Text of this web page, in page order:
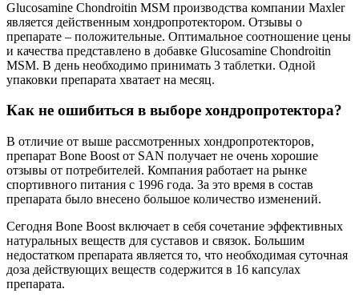
Glucosamine Chondroitin MSM производства компании Maxler
является действенным хондропротектором. Отзывы о
препарате – положительные. Оптимальное соотношение цены
и качества представлено в добавке Glucosamine Chondroitin
MSM. В день необходимо принимать 3 таблетки. Одной
упаковки препарата хватает на месяц.
Как не ошибиться в выборе хондропротектора?
В отличие от выше рассмотренных хондропротекторов,
препарат Bone Boost от SAN получает не очень хорошие
отзывы от потребителей. Компания работает на рынке
спортивного питания с 1996 года. За это время в состав
препарата было внесено большое количество изменений.
Сегодня Bone Boost включает в себя сочетание эффективных
натуральных веществ для суставов и связок. Большим
недостатком препарата является то, что необходимая суточная
доза действующих веществ содержится в 16 капсулах
препарата.